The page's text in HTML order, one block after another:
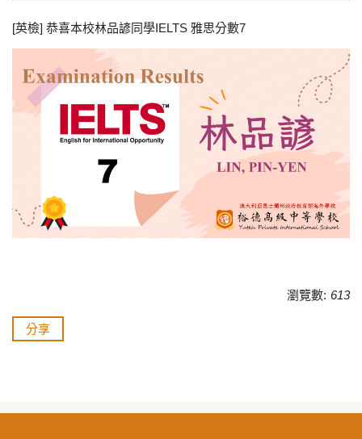
[英檢] 恭喜本校林品諺同學IELTS 雅思分數7
瀏覽數: 613
分享